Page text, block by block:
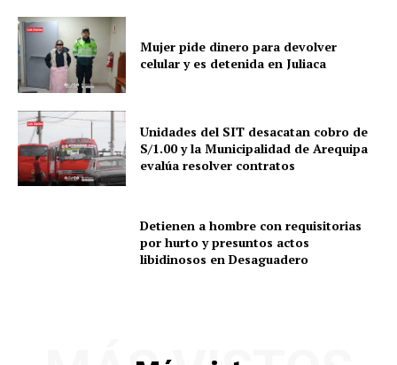
Mujer pide dinero para devolver
celular y es detenida en Juliaca
Unidades del SIT desacatan cobro de
S/1.00 y la Municipalidad de Arequipa
evalúa resolver contratos
Detienen a hombre con requisitorias
por hurto y presuntos actos
libidinosos en Desaguadero